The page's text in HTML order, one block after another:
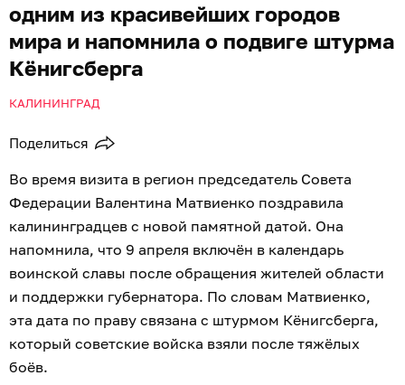
одним из красивейших городов
мира и напомнила о подвиге штурма
Кёнигсберга
КАЛИНИНГРАД
Поделиться
Во время визита в регион председатель Совета
Федерации Валентина Матвиенко поздравила
калининградцев с новой памятной датой. Она
напомнила, что 9 апреля включён в календарь
воинской славы после обращения жителей области
и поддержки губернатора. По словам Матвиенко,
эта дата по праву связана с штурмом Кёнигсберга,
который советские войска взяли после тяжёлых
боёв.